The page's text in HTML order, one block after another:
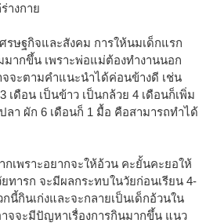
างกาย
รษฐกิจและสังคม การให้นมเด็กแรก
ากขึ้น เพราะพ่อแม่ต้องทำงานนอก
จะตามคำแนะนำได้ค่อนข้างดี เช่น
เดือน เป็นข้าว เป็นกล้วย 4 เดือนก็เพิ่ม
ลา ผัก 6 เดือนก็ 1 มื้อ คือสามารถทำได้
เพราะอยากจะให้อ้วน คะยั้นคะยอให้
ยทารก จะมีผลกระทบในวัยก่อนเรียน 4-
นี้กินเก่งและจะกลายเป็นเด็กอ้วนใน
จจะมีปัญหาเรื่องการกินมากขึ้น แนว